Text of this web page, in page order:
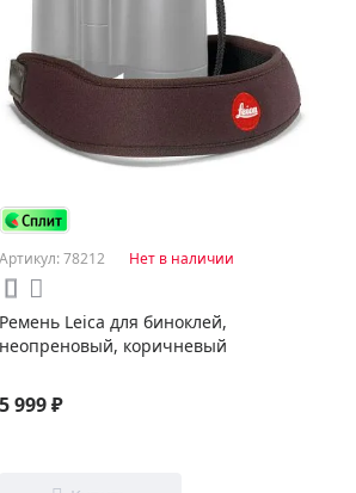
Артикул: 78212 Нет в наличии
Ремень Leica для биноклей,
неопреновый, коричневый
5 999 ₽